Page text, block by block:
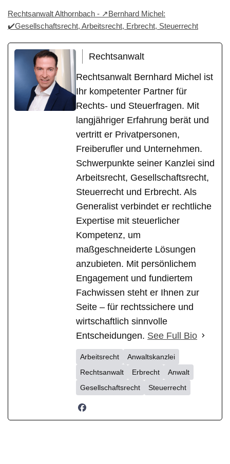
Rechtsanwalt Althornbach - ↗️Bernhard Michel:
✔️Gesellschaftsrecht, Arbeitsrecht, Erbrecht, Steuerrecht
Rechtsanwalt
Rechtsanwalt Bernhard Michel ist
Ihr kompetenter Partner für
Rechts- und Steuerfragen. Mit
langjähriger Erfahrung berät und
vertritt er Privatpersonen,
Freiberufler und Unternehmen.
Schwerpunkte seiner Kanzlei sind
Arbeitsrecht, Gesellschaftsrecht,
Steuerrecht und Erbrecht. Als
Generalist verbindet er rechtliche
Expertise mit steuerlicher
Kompetenz, um
maßgeschneiderte Lösungen
anzubieten. Mit persönlichem
Engagement und fundiertem
Fachwissen steht er Ihnen zur
Seite – für rechtssichere und
wirtschaftlich sinnvolle
Entscheidungen. See Full Bio
Arbeitsrecht
Anwaltskanzlei
Rechtsanwalt
Erbrecht
Anwalt
Gesellschaftsrecht
Steuerrecht